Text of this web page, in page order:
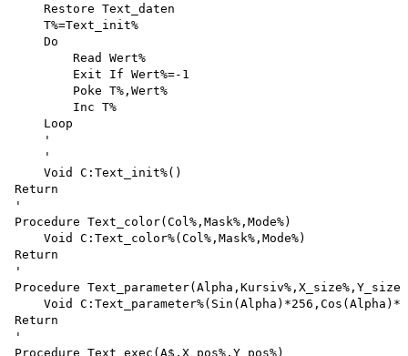
    Restore Text_daten
    T%=Text_init%
    Do
        Read Wert%
        Exit If Wert%=-1
        Poke T%,Wert%
        Inc T%
    Loop
    '
    '
    Void C:Text_init%()
Return
'
Procedure Text_color(Col%,Mask%,Mode%)
    Void C:Text_color%(Col%,Mask%,Mode%)
Return
'
Procedure
Void
Return
'
Procedure Text_exec(A$,X_pos%,Y_pos%)